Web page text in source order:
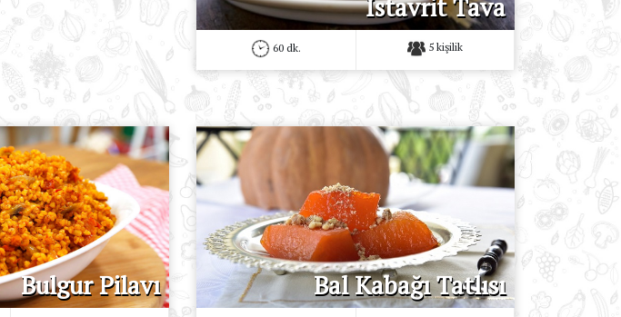
İstavrit Tava
60 dk. 5 kişilik
Bulgur Pilavı Bal Kabağı Tatlısı